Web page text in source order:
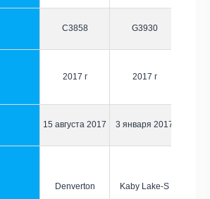
C3858 G3930
2017 г 2017 г
15 августа 2017 3 января 2017
Denverton Kaby Lake-S